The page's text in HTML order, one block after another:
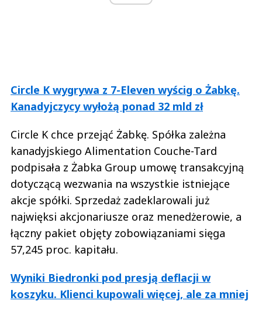
Circle K wygrywa z 7-Eleven wyścig o Żabkę.
Kanadyjczycy wyłożą ponad 32 mld zł
Circle K chce przejąć Żabkę. Spółka zależna
kanadyjskiego Alimentation Couche-Tard
podpisała z Żabka Group umowę transakcyjną
dotyczącą wezwania na wszystkie istniejące
akcje spółki. Sprzedaż zadeklarowali już
najwięksi akcjonariusze oraz menedżerowie, a
łączny pakiet objęty zobowiązaniami sięga
57,245 proc. kapitału.
Wyniki Biedronki pod presją deflacji w
koszyku. Klienci kupowali więcej, ale za mniej